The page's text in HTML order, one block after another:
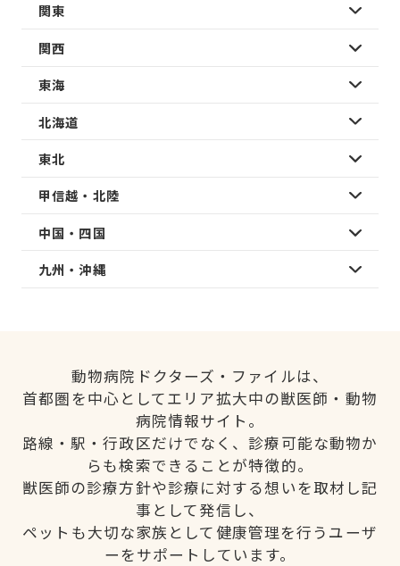
関東
関西
東海
北海道
東北
甲信越・北陸
中国・四国
九州・沖縄
動物病院ドクターズ・ファイルは、
首都圏を中心としてエリア拡大中の獣医師・動物
病院情報サイト。
路線・駅・行政区だけでなく、診療可能な動物か
らも検索できることが特徴的。
獣医師の診療方針や診療に対する想いを取材し記
事として発信し、
ペットも大切な家族として健康管理を行うユーザ
ーをサポートしています。